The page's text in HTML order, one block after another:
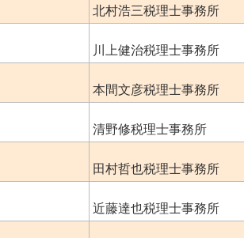
北村浩三税理士事務所
川上健治税理士事務所
本間文彦税理士事務所
清野修税理士事務所
田村哲也税理士事務所
近藤達也税理士事務所